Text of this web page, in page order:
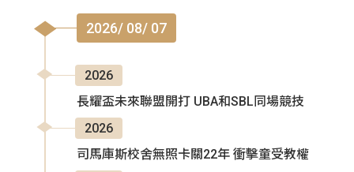
2026/ 08/ 07
2026
長耀盃未來聯盟開打 UBA和SBL同場競技
2026
司馬庫斯校舍無照卡關22年 衝擊童受教權